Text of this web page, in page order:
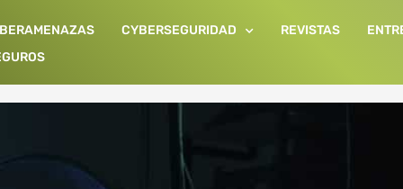
CYBERSEGURIDAD REVISTAS